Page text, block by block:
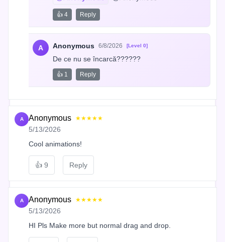
👍 4 Reply
A Anonymous 6/8/2026 [Level 0]
De ce nu se încarcă??????
👍 1 Reply
A Anonymous ★★★★★
5/13/2026
Cool animations!
👍 9 Reply
A Anonymous ★★★★★
5/13/2026
HI Pls Make more but normal drag and drop.